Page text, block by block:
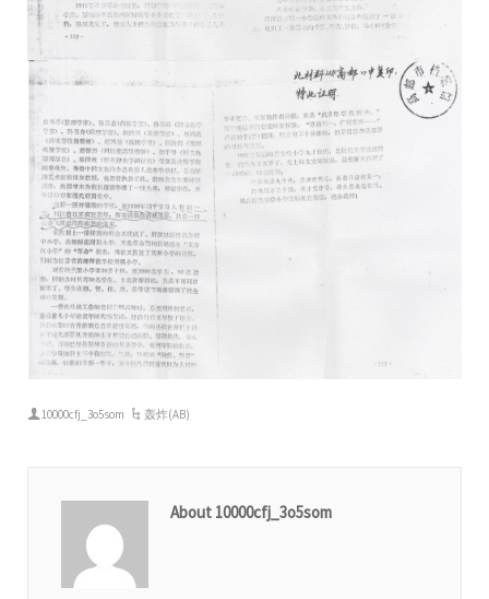
10000cfj_3o5som 轰炸(AB)
About 10000cfj_3o5som